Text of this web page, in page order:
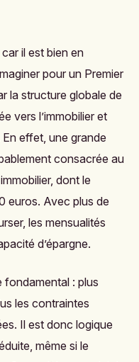
il est bien en
pour un Premier
la structure globale de
vers l’immobilier et
effet, une grande
consacrée au
dont le
euros. Avec plus de
les mensualités
d’épargne.
fondamental : plus
les contraintes
Il est donc logique
même si le